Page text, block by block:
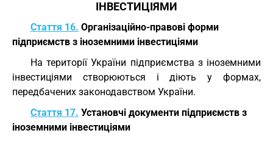
ІНВЕСТИЦІЯМИ
Стаття 16. Організаційно-правові форми
підприємств з іноземними інвестиціями
На території України підприємства з іноземними
інвестиціями створюються і діють у формах,
передбачених законодавством України.
Стаття 17. Установчі документи підприємств з
іноземними інвестиціями